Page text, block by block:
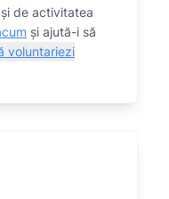
de activitatea
și ajută-i să
voluntariezi